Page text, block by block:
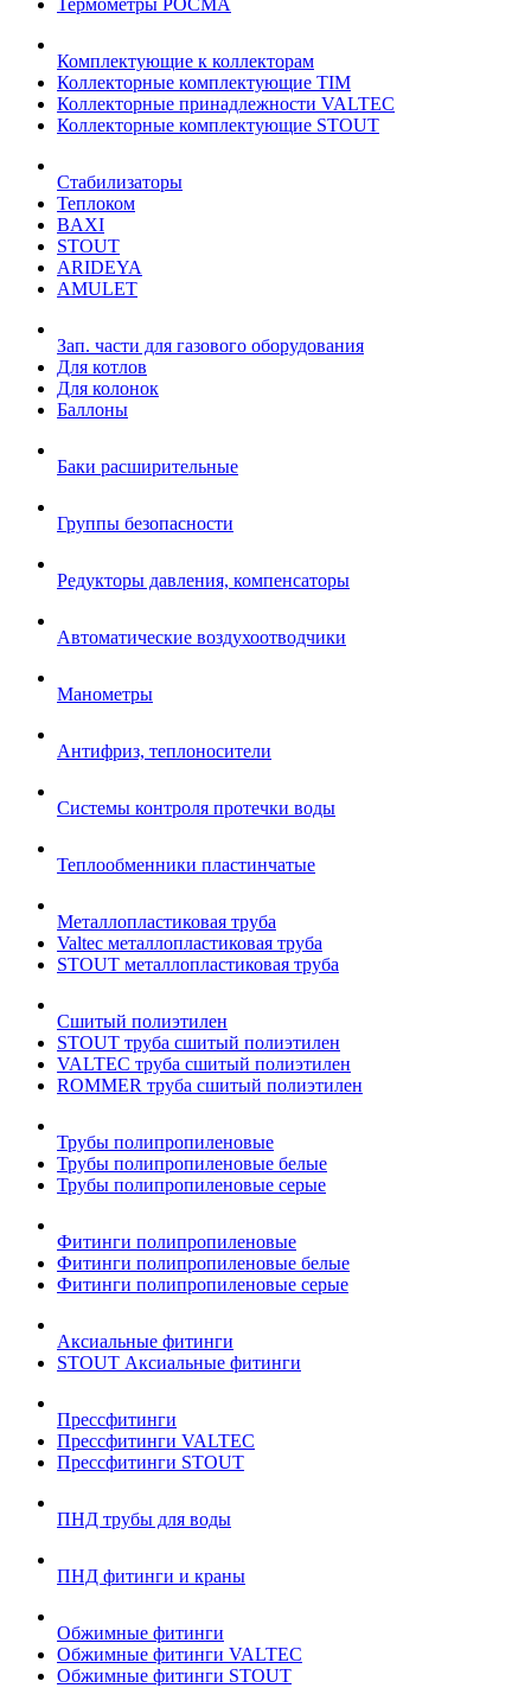
Термометры РОСМА
Комплектующие к коллекторам
Коллекторные комплектующие TIM
Коллекторные принадлежности VALTEC
Коллекторные комплектующие STOUT
Стабилизаторы
Теплоком
BAXI
STOUT
ARIDEYA
AMULET
Зап. части для газового оборудования
Для котлов
Для колонок
Баллоны
Баки расширительные
Группы безопасности
Редукторы давления, компенсаторы
Автоматические воздухоотводчики
Манометры
Антифриз, теплоносители
Системы контроля протечки воды
Теплообменники пластинчатые
Металлопластиковая труба
Valtec металлопластиковая труба
STOUT металлопластиковая труба
Сшитый полиэтилен
STOUT труба сшитый полиэтилен
VALTEC труба сшитый полиэтилен
ROMMER труба сшитый полиэтилен
Трубы полипропиленовые
Трубы полипропиленовые белые
Трубы полипропиленовые серые
Фитинги полипропиленовые
Фитинги полипропиленовые белые
Фитинги полипропиленовые серые
Аксиальные фитинги
STOUT Аксиальные фитинги
Прессфитинги
Прессфитинги VALTEC
Прессфитинги STOUT
ПНД трубы для воды
ПНД фитинги и краны
Обжимные фитинги
Обжимные фитинги VALTEC
Обжимные фитинги STOUT